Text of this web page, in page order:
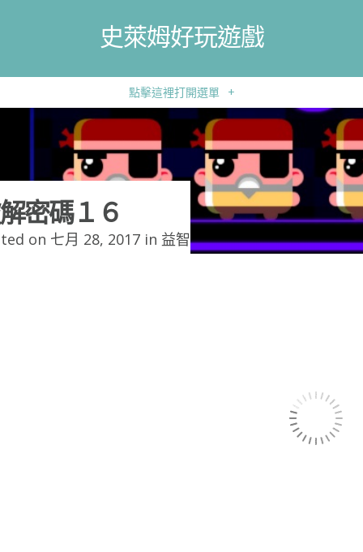
史萊姆好玩遊戲
點擊這裡打開選單 +
密碼１６
on 七月 28, 2017 in 益智